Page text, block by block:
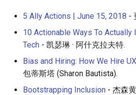
5 Ally Actions | June 15, 2018 -
10 Actionable Ways To
Tech - 凯瑟琳 · 阿什克拉夫特.
Bias and Hiring: How We Hire
包蒂斯塔 (Sharon Bautista).
Bootstrapping Inclusion - 杰森